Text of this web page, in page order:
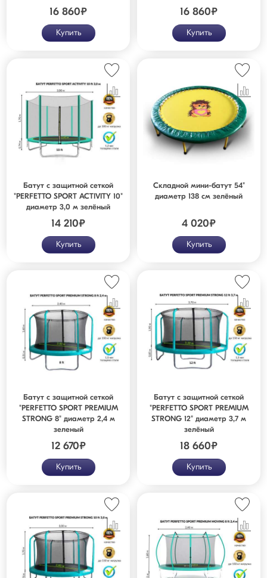
16 860₽
Купить
16 860₽
Купить
Батут с защитной сеткой
"PERFETTO SPORT ACTIVITY 10"
диаметр 3,0 м зелёный
14 210₽
Купить
Складной мини-батут 54"
диаметр 138 см зелёный
4 020₽
Купить
Батут с защитной сеткой
"PERFETTO SPORT PREMIUM
STRONG 8" диаметр 2,4 м
зеленый
12 670₽
Купить
Батут с защитной сеткой
"PERFETTO SPORT PREMIUM
STRONG 12" диаметр 3,7 м
зелёный
18 660₽
Купить